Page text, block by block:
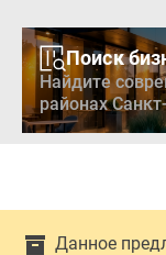
Поиск
Найдите
районах
Данное